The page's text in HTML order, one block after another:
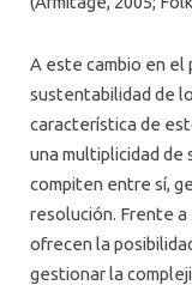
A este cambio en el
sustentabilidad de
característica de
una multiplicidad de
compiten entre sí,
resolución. Frente
ofrecen la
gestionar la